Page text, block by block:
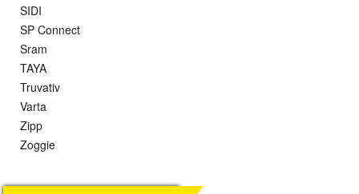
SIDI
SP Connect
Sram
TAYA
Truvativ
Varta
Zipp
Zoggie